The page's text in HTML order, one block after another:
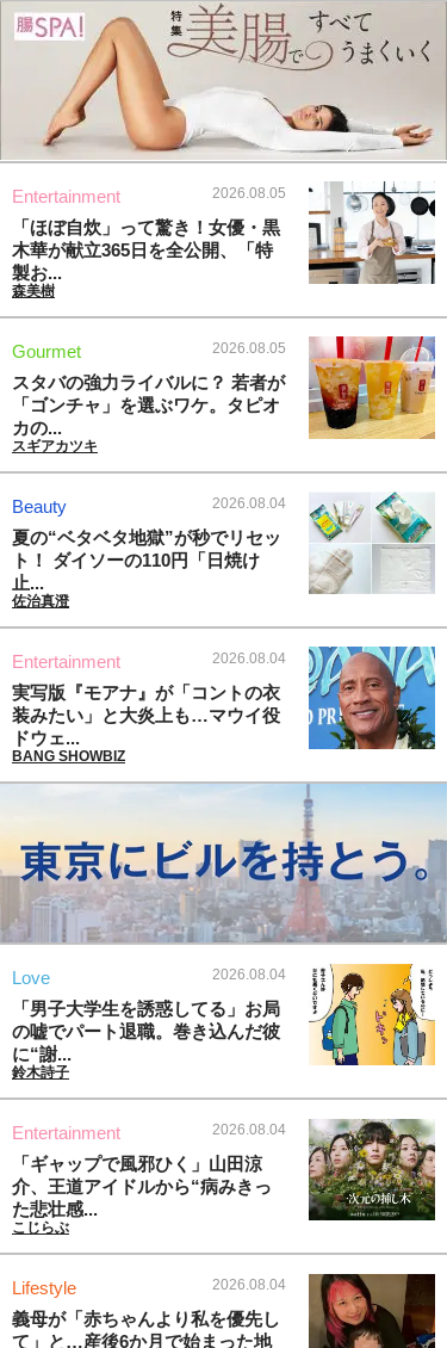
Entertainment 2026.08.05
「ほぼ自炊」って驚き！女優・黒
木華が献立365日を全公開、「特
製お...
森美樹
Gourmet 2026.08.05
スタバの強力ライバルに？ 若者が
「ゴンチャ」を選ぶワケ。タピオ
カの...
スギアカツキ
Beauty 2026.08.04
夏の“ベタベタ地獄”が秒でリセッ
ト！ ダイソーの110円「日焼け
止...
佐治真澄
Entertainment 2026.08.04
実写版『モアナ』が「コントの衣
装みたい」と大炎上も…マウイ役
ドウェ...
BANG SHOWBIZ
Love 2026.08.04
「男子大学生を誘惑してる」お局
の嘘でパート退職。巻き込んだ彼
に“謝...
鈴木詩子
Entertainment 2026.08.04
「ギャップで風邪ひく」山田涼
介、王道アイドルから“病みきっ
た悲壮感...
こじらぶ
Lifestyle 2026.08.04
義母が「赤ちゃんより私を優先し
て」と…産後6か月で始まった地